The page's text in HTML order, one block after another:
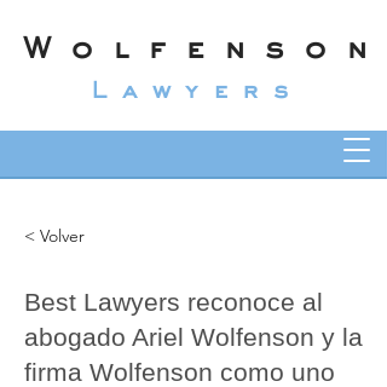
Wolfenson
Lawyers
< Volver
Best Lawyers reconoce al
abogado Ariel Wolfenson y la
firma Wolfenson como uno